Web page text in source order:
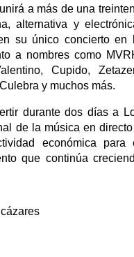
a más de una
alternativa y
su único concierto en
a nombres como
Cupido,
y muchos más.
durante dos días a
de la música en
económica para
que continúa